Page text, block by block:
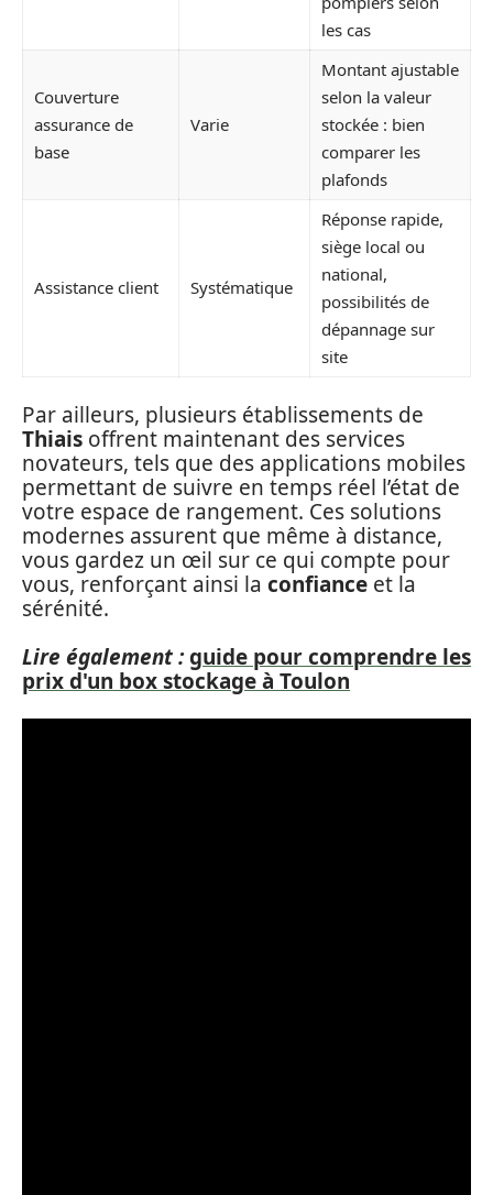
les cas
Couverture
assurance de
base
Varie
Montant ajustable
selon la valeur
stockée : bien
comparer les
plafonds
Assistance client Systématique
Réponse rapide,
siège local ou
national,
possibilités de
dépannage sur
site
Par ailleurs, plusieurs établissements de
Thiais offrent maintenant des services
novateurs, tels que des applications mobiles
permettant de suivre en temps réel l’état de
votre espace de rangement. Ces solutions
modernes assurent que même à distance,
vous gardez un œil sur ce qui compte pour
vous, renforçant ainsi la confiance et la
sérénité.
Lire également :guide pour comprendre les
prix d'un box stockage à Toulon